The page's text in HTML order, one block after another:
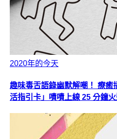
2020年的今天
趣味毒舌語錄幽默解嘲！ 療癒
活指引卡」嘖嘖上線 25 分鐘